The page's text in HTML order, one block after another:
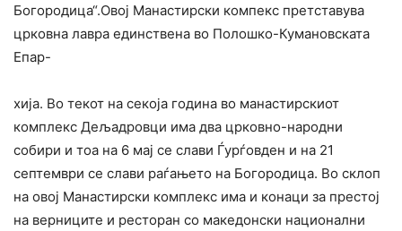
Богородица“.Овој Манастирски компекс претставува
црковна лавра единствена во Полошко-Кумановската
Епар-
хија. Во текот на секоја година во манастирскиот
комплекс Дељадровци има два црковно-народни
собири и тоа на 6 мај се слави Ѓурѓовден и на 21
септември се слави раѓањето на Богородица. Во склоп
на овој Манастирски комплекс има и конаци за престој
на верниците и ресторан со македонски национални